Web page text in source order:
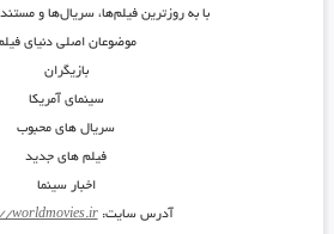
با به روزترین فیلم‌ها، سریال‌ها و
موضوعان اصلی دنیای
بازیگران
سینمای آمریکا
سریال های محبوب
فیلم های جدید
اخبار سینما
آدرس سایت:worldmovies.ir/